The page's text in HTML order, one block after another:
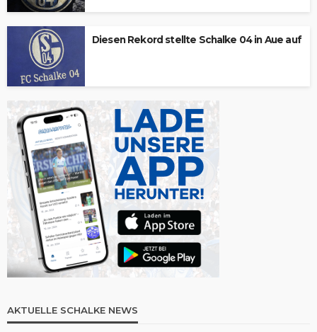
Diesen Rekord stellte Schalke 04 in Aue auf
AKTUELLE SCHALKE NEWS